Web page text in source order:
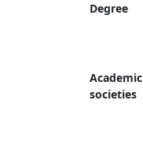
Degree
Academic
societies